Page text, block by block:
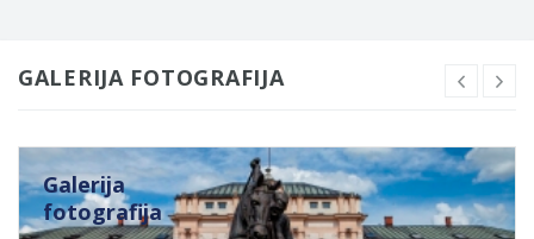
GALERIJA FOTOGRAFIJA
Galerija
fotografija